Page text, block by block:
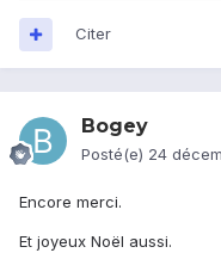
Citer
Bogey
Posté(e) 24
Encore merci.
Et joyeux Noël aussi.